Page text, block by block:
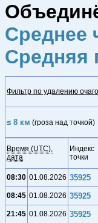
Среднее
Средняя
Фильтр по удалению
≤ 8 км (гроза над точкой)
Время (UTC),
дата
Индекс
точки
08:30 01.08.2026 35925
08:45 01.08.2026 35925
21:45 01.08.2026 35925